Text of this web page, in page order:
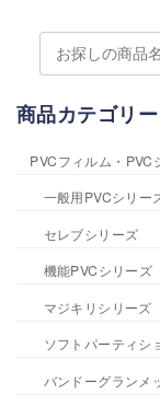
商品カテゴリー
PVCフィルム・PVC
一般用PVCシリー
セレブシリーズ
機能PVCシリーズ
マジキリシリーズ
ソフトパーティシ
バンドーグランメ